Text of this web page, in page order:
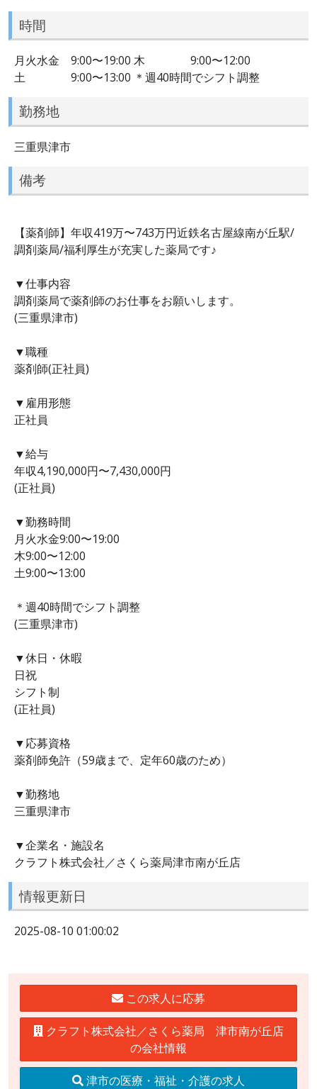
時間
月火水金 9:00〜19:00 木 9:00〜12:00
土 9:00〜13:00 ＊週40時間でシフト調整
勤務地
三重県津市
備考
【薬剤師】年収419万〜743万円近鉄名古屋線南が丘駅/
調剤薬局/福利厚生が充実した薬局です♪
▼仕事内容
調剤薬局で薬剤師のお仕事をお願いします。
(三重県津市)
▼職種
薬剤師(正社員)
▼雇用形態
正社員
▼給与
年収4,190,000円〜7,430,000円
(正社員)
▼勤務時間
月火水金9:00〜19:00
木9:00〜12:00
土9:00〜13:00
＊週40時間でシフト調整
(三重県津市)
▼休日・休暇
日祝
シフト制
(正社員)
▼応募資格
薬剤師免許（59歳まで、定年60歳のため）
▼勤務地
三重県津市
▼企業名・施設名
クラフト株式会社／さくら薬局津市南が丘店
情報更新日
2025-08-10 01:00:02
この求人に応募
クラフト株式会社／さくら薬局 津市南が丘店
の会社情報
津市の医療・福祉・介護の求人